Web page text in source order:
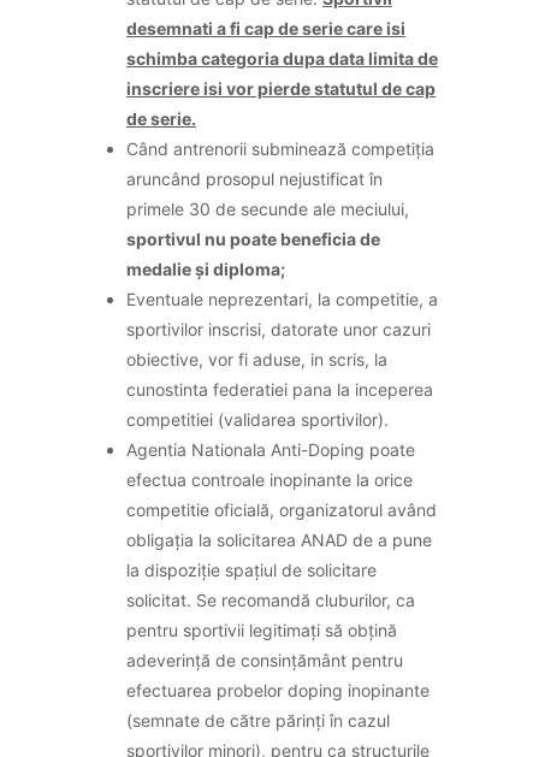
desemnati a fi cap de serie care isi
schimba categoria dupa data limita de
inscriere isi vor pierde statutul de cap
de serie.
Când antrenorii subminează competiția
aruncând prosopul nejustificat în
primele 30 de secunde ale meciului,
sportivul nu poate beneficia de
medalie și diploma;
Eventuale neprezentari, la competitie, a
sportivilor inscrisi, datorate unor cazuri
obiective, vor fi aduse, in scris, la
cunostinta federatiei pana la inceperea
competitiei (validarea sportivilor).
Agentia Nationala Anti-Doping poate
efectua controale inopinante la orice
competitie oficială, organizatorul având
obligația la solicitarea ANAD de a pune
la dispoziție spațiul de solicitare
solicitat. Se recomandă cluburilor, ca
pentru sportivii legitimați să obțină
adeverință de consințământ pentru
efectuarea probelor doping inopinante
(semnate de către părinți în cazul
sportivilor minori), pentru ca structurile